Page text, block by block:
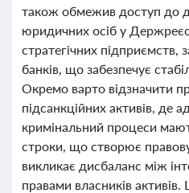
також обмежив доступ до
юридичних осіб у
стратегічних
банків, що забезпечує
Окремо варто відзначити
підсанкційних активів, де
кримінальний процеси
строки, що створює правову
викликає дисбаланс між
правами власників